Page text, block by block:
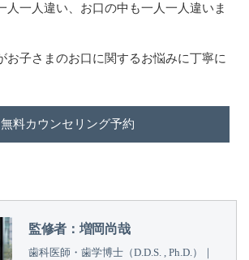
人一人違い、お口の中も一人一人違いま
お子さまのお口に関するお悩みに丁寧に
無料カウンセリング予約
監修者：増岡尚哉
歯科医師・歯学博士（D.D.S. , Ph.D.）｜